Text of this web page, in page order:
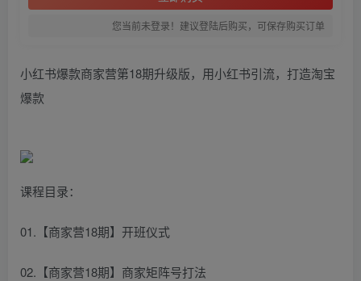
您当前未登录！建议登陆后购买，可保存购买订单
小红书爆款商家营第18期升级版，用小红书引流，打造淘宝
爆款
课程目录：
01.【商家营18期】开班仪式
02.【商家营18期】商家矩阵号打法